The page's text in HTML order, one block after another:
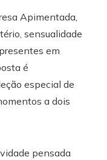
Apimentada,
sensualidade
em
é
especial de
a dois
pensada